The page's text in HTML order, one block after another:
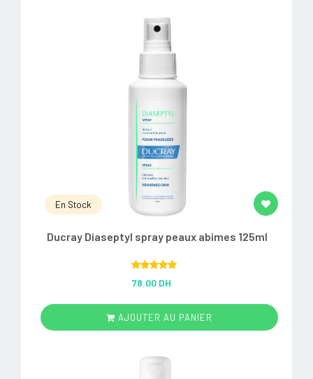
En Stock
Ducray Diaseptyl spray peaux abimes 125ml
out of 5
78.00 DH
AJOUTER AU PANIER